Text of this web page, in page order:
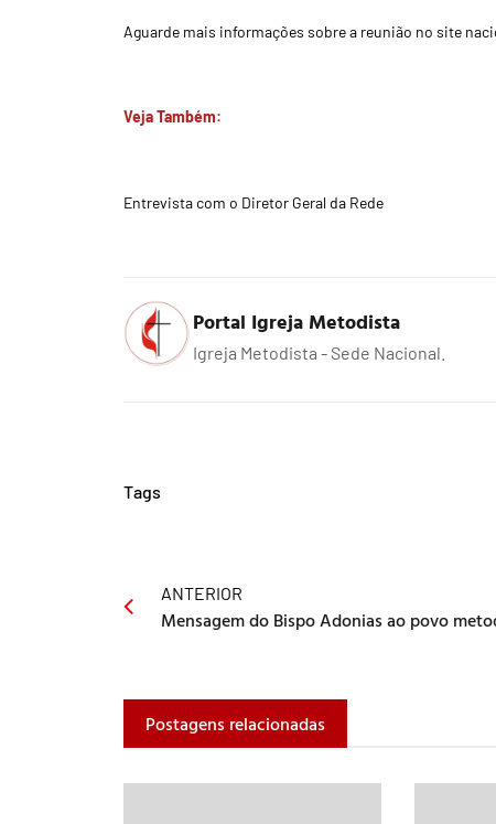
Aguarde mais informações sobre a reunião no site
Veja Também:
Entrevista com o Diretor Geral da Rede
Portal Igreja Metodista
Igreja Metodista - Sede Nacional.
Tags
ANTERIOR
Mensagem do Bispo Adonias ao povo
Postagens relacionadas